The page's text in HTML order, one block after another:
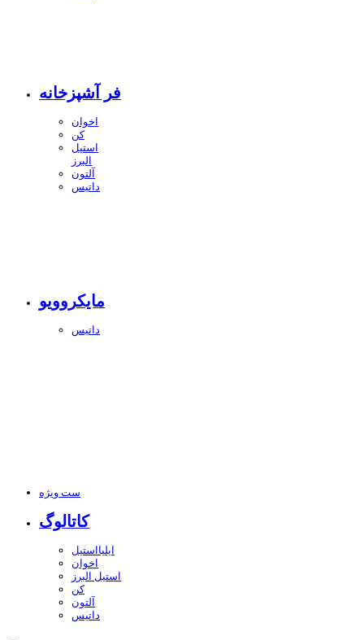
فر آشپزخانه
اخوان
کن
استیل
البرز
آلتون
داتیس
مایکروویو
داتیس
ست ویژه
کاتالوگ
ایلیااستیل
اخوان
استیل البرز
کن
آلتون
داتیس